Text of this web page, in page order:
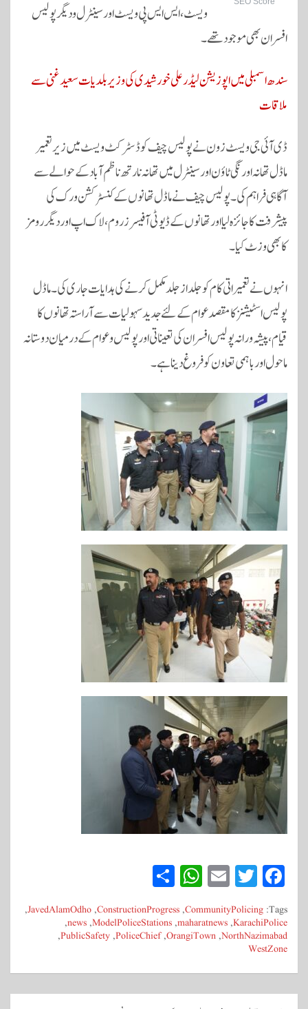
ویسٹ، ایس ایس پی ویسٹ اور سینٹرل و دیگر پولیس
افسران بھی موجود تھے۔
سندھ اسمبلی میں اپوزیشن لیڈر علی خورشیدی کی وزیر بلدیات سعید غنی سے
ملاقات
ڈی آئی جی ویسٹ زون نے پولیس چیف کو ڈسٹرکٹ ویسٹ میں زیر تعمیر
ماڈل تھانہ اورنگی ٹاؤن اور سینٹرل میں تھانہ نارتھ ناظم آباد کے حوالے سے
آگاہی فراہم کی۔ پولیس چیف نے ماڈل تھانوں کے کنسٹرکشن ورک کی
پیشرفت کا جائزہ لیا اور تھانوں کے ڈیوٹی آفیسرز روم، لاک اپ اور دیگر رومز
کا بھی وزٹ کیا۔
انہوں نے تعمیراتی کام کو جلد از جلد مکمل کرنے کی ہدایات جاری کی۔ ماڈل
پولیس اسٹیشنز کا مقصد عوام کے لئے جدید سہولیات سے آراستہ تھانوں کا
قیام، پیشہ ورانہ پولیس افسران کی تعیناتی اور پولیس و عوام کے درمیان دوستانہ
ماحول اور باہمی تعاون کو فروغ دینا ہے۔
Fa
ce
bo
ok
T
wi
tte
r
E
m
ail
W
ha
ts
A
ha
re Tags:
CommunityPolicing
,
ConstructionProgress
,
JavedAlamOdho
,
KarachiPolice
,
maharatnews
,
ModelPoliceStations
,
news
,
NorthNazimabad
,
OrangiTown
,
PoliceChief
,
PublicSafety
,
WestZone